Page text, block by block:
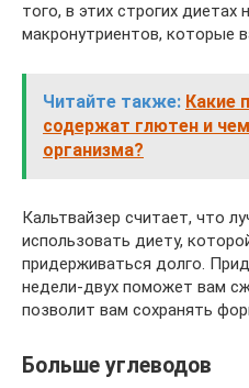
того, в этих строгих
макронутриентов, которые
Читайте также: Какие
содержат глютен и
организма?
Кальтвайзер считает, что
использовать диету,
придерживаться долго.
недели-двух поможет вам
позволит вам сохранять
Больше углеводов